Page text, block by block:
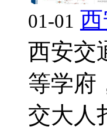
01-01
西安交
等学府
交大人